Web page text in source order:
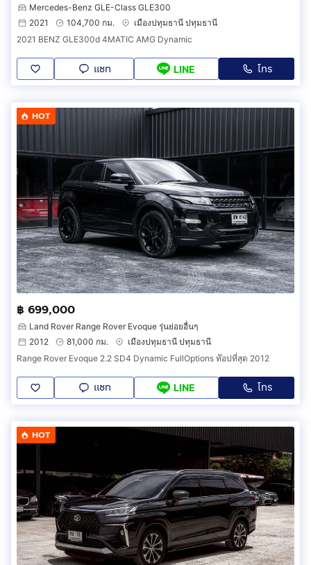
Mercedes-Benz GLE-Class GLE300
2021
104,700 กม.
เมืองปทุมธานี ปทุมธานี
2021 BENZ GLE300d 4MATIC AMG Dynamic
แชท LINE โทร
HOT
฿ 699,000
Land Rover Range Rover Evoque รุ่นย่อยอื่นๆ
2012
81,000 กม.
เมืองปทุมธานี ปทุมธานี
Range Rover Evoque 2.2 SD4 Dynamic FullOptions ท๊อปที่สุด 2012
แชท LINE โทร
HOT